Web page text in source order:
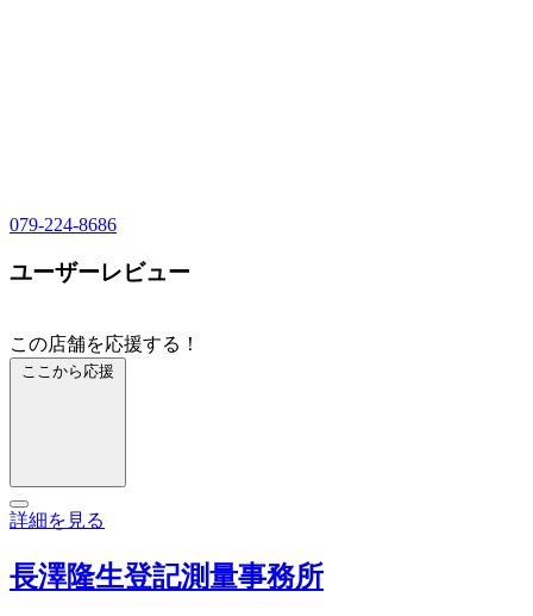
079-224-8686
ユーザーレビュー
この店舗を応援する！
ここから応援
詳細を見る
長澤隆生登記測量事務所